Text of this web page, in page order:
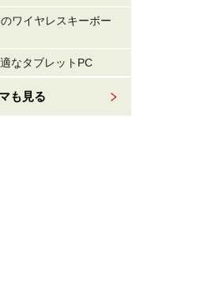
ワイヤレスキーボー
なタブレットPC
も見る